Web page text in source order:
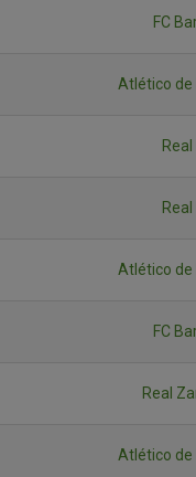
FC
Atlético de
Atlético de
FC
Real
Atlético de